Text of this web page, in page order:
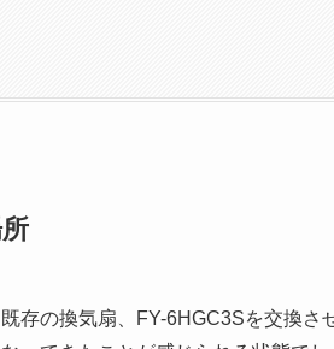
存の換気扇、FY-6HGC3Sを交換さ